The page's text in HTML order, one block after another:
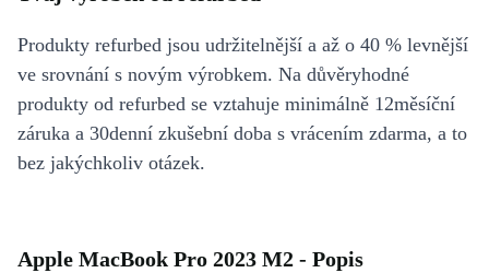
Produkty refurbed jsou udržitelnější a až o 40 % levnější
ve srovnání s novým výrobkem. Na důvěryhodné
produkty od refurbed se vztahuje minimálně 12měsíční
záruka a 30denní zkušební doba s vrácením zdarma, a to
bez jakýchkoliv otázek.
Apple MacBook Pro 2023 M2 - Popis